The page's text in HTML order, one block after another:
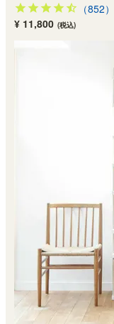
（852）
¥ 11,800 (税込)